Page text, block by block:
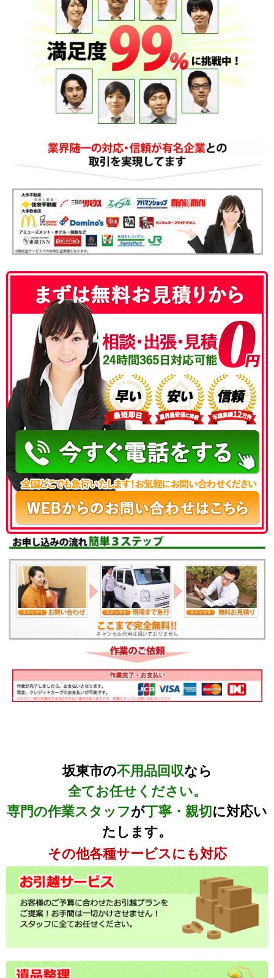
050-3186-4780
坂東市の不用品回収なら
全てお任せください。
専門の作業スタッフが丁寧・親切 に対応い
たします。
その他各種サービスにも対応